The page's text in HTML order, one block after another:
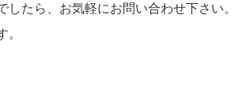
たら、お気軽にお問い合わせ下さい。